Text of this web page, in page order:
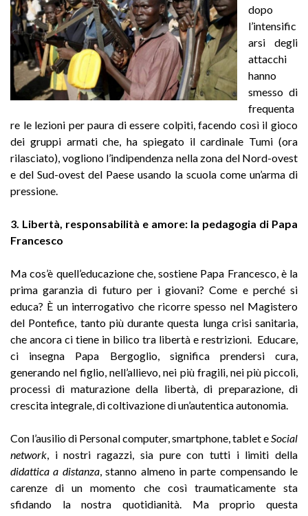
dopo
l’intensific
arsi degli
attacchi
hanno
smesso di
frequenta
re le lezioni per paura di essere colpiti, facendo così il gioco
dei gruppi armati che, ha spiegato il cardinale Tumi (ora
rilasciato), vogliono l’indipendenza nella zona del Nord-ovest
e del Sud-ovest del Paese usando la scuola come un’arma di
pressione.
3. Libertà, responsabilità e amore: la pedagogia di Papa
Francesco
Ma cos’è quell’educazione che, sostiene Papa Francesco, è la
prima garanzia di futuro per i giovani? Come e perché si
educa? È un interrogativo che ricorre spesso nel Magistero
del Pontefice, tanto più durante questa lunga crisi sanitaria,
che ancora ci tiene in bilico tra libertà e restrizioni. Educare,
ci insegna Papa Bergoglio, significa prendersi cura,
generando nel figlio, nell’allievo, nei più fragili, nei più piccoli,
processi di maturazione della libertà, di preparazione, di
crescita integrale, di coltivazione di un’autentica autonomia.
Con l’ausilio di Personal computer, smartphone, tablet e Social
network , i nostri ragazzi, sia pure con tutti i limiti della
didattica a distanza, stanno almeno in parte compensando le
carenze di un momento che così traumaticamente sta
sfidando la nostra quotidianità. Ma proprio questa